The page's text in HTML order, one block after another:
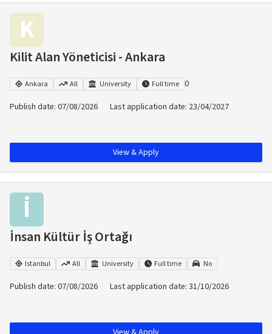
K
Kilit Alan Yöneticisi - Ankara
Ankara All University Full time 0
Publish date: 07/08/2026 Last application date: 23/04/2027
View & Apply
İ
İnsan Kültür İş Ortağı
Istanbul All University Full time No
Publish date: 07/08/2026 Last application date: 31/10/2026